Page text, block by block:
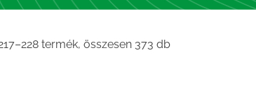
termék, összesen 373 dbSorted